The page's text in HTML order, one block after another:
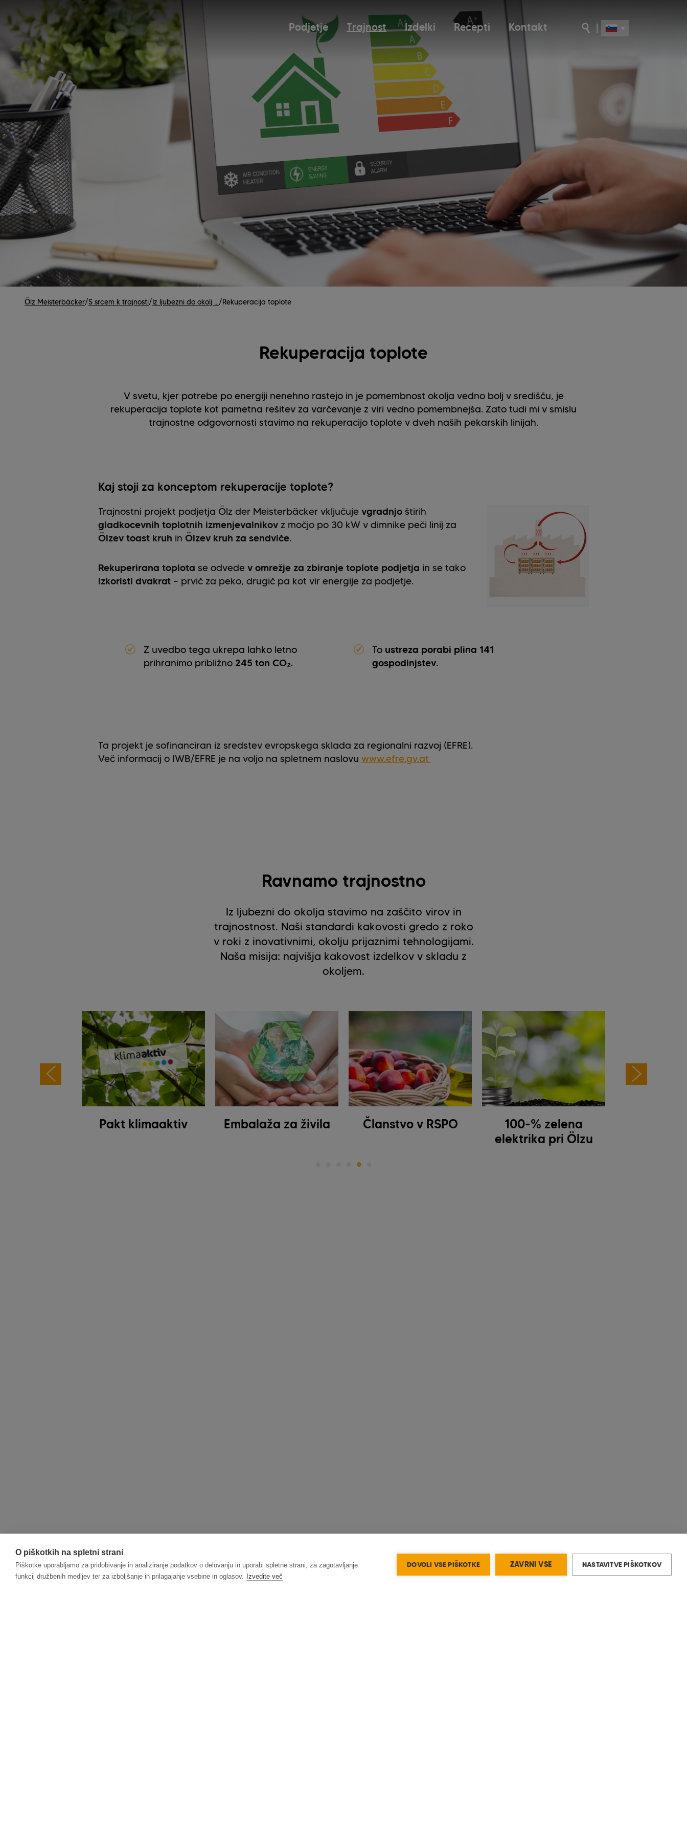
Podjetje Trajnost Izdelki Recepti Kontakt
Ölz Meisterbäcker/S srcem k trajnosti/Iz ljubezni do okolj .../Rekuperacija toplote
Rekuperacija toplote
V svetu, kjer potrebe po energiji nenehno rastejo in je pomembnost okolja vedno bolj v središču, je
rekuperacija toplote kot pametna rešitev za varčevanje z viri vedno pomembnejša. Zato tudi mi v smislu
trajnostne odgovornosti stavimo na rekuperacijo toplote v dveh naših pekarskih linijah.
Kaj stoji za konceptom rekuperacije toplote?
Trajnostni projekt podjetja Ölz der Meisterbäcker vključuje vgradnjo štirih
gladkocevnih toplotnih izmenjevalnikov z močjo po 30 kW v dimnike peči linij za
Ölzev toast kruh in Ölzev kruh za sendviče.
Rekuperirana toplota se odvede v omrežje za zbiranje toplote podjetja in se tako
izkoristi dvakrat – prvič za peko, drugič pa kot vir energije za podjetje.
Z uvedbo tega ukrepa lahko letno
prihranimo približno 245 ton CO₂.
To ustreza porabi plina 141
gospodinjstev.
Ta projekt je sofinanciran iz sredstev evropskega sklada za regionalni razvoj (EFRE).
Več informacij o IWB/EFRE je na voljo na spletnem naslovu www.efre.gv.at
Ravnamo trajnostno
Iz ljubezni do okolja stavimo na zaščito virov in
trajnostnost. Naši standardi kakovosti gredo z roko
v roki z inovativnimi, okolju prijaznimi tehnologijami.
Naša misija: najvišja kakovost izdelkov v skladu z
okoljem.
Pakt klimaaktiv Embalaža za živila Članstvo v RSPO
100-% zelena
elektrika pri Ölzu
O piškotkih na spletni strani
Piškotke uporabljamo za pridobivanje in analiziranje podatkov o delovanju in uporabi spletne strani, za zagotavljanje
funkcij družbenih medijev ter za izboljšanje in prilagajanje vsebine in oglasov.
Izvedite več
DOVOLI VSE PIŠKOTKE ZAVRNI VSE NASTAVITVE PIŠKOTKOV